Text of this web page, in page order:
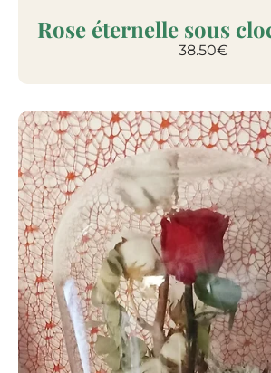
Rose éternelle sous
38.50€